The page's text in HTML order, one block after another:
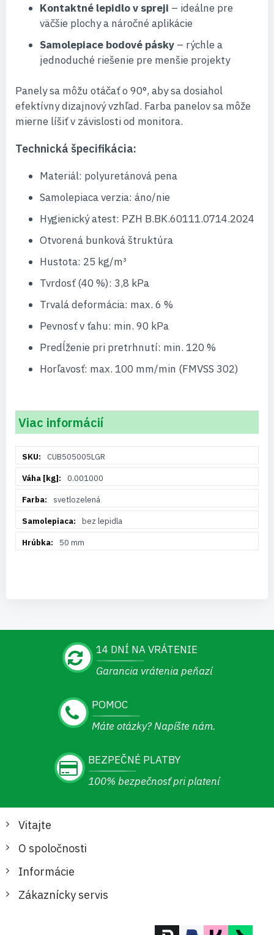
Kontaktné lepidlo v spreji – ideálne pre
väčšie plochy a náročné aplikácie
Samolepiace bodové pásky – rýchle a
jednoduché riešenie pre menšie projekty
Panely sa môžu otáčať o 90°, aby sa dosiahol
efektívny dizajnový vzhľad. Farba panelov sa môže
mierne líšiť v závislosti od monitora.
Technická špecifikácia:
Materiál: polyuretánová pena
Samolepiaca verzia: áno/nie
Hygienický atest: PZH B.BK.60111.0714.2024
Otvorená bunková štruktúra
Hustota: 25 kg/m³
Tvrdosť (40 %): 3,8 kPa
Trvalá deformácia: max. 6 %
Pevnosť v ťahu: min. 90 kPa
Predĺženie pri pretrhnutí: min. 120 %
Horľavosť: max. 100 mm/min (FMVSS 302)
Viac informácií
informáciíCUB505005LGR
0.001000
svetlozelená
bez lepidla
50 mm
14 DNÍ NA VRÁTENIE
Garancia vrátenia peňazí
POMOC
Máte otázky? Napíšte nám.
BEZPEČNÉ PLATBY
100% bezpečnosť pri platení
Vitajte
O spoločnosti
Informácie
Zákaznícky servis